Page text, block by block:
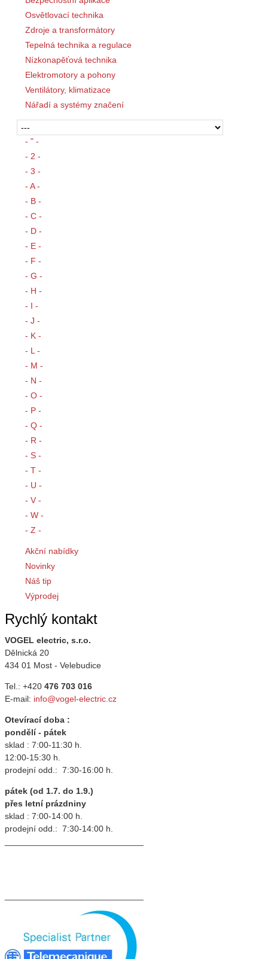
Osvětlovací technika
Zdroje a transformátory
Tepelná technika a regulace
Nízkonapěťová technika
Elektromotory a pohony
Ventilátory, klimatizace
Nářadí a systémy značení
- " -
- 2 -
- 3 -
- A -
- B -
- C -
- D -
- E -
- F -
- G -
- H -
- I -
- J -
- K -
- L -
- M -
- N -
- O -
- P -
- Q -
- R -
- S -
- T -
- U -
- V -
- W -
- Z -
Akční nabídky
Novinky
Náš tip
Výprodej
Rychlý kontakt
VOGEL electric, s.r.o.
Dělnická 20
434 01 Most - Velebudice
Tel.: +420 476 703 016
E-mail: info@vogel-electric.cz
Otevírací doba :
pondělí - pátek
sklad : 7:00-11:30 h.
12:00-15:30 h.
prodejní odd.: 7:30-16:00 h.
pátek (od 1.7. do 1.9.)
přes letní prázdniny
sklad : 7:00-14:00 h.
prodejní odd.: 7:30-14:00 h.